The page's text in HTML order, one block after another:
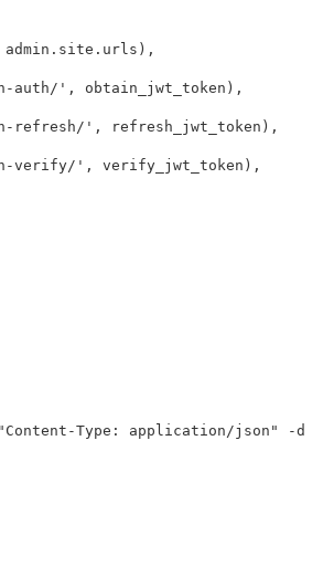
admin . site . urls ),
auth/' , obtain_jwt_token ),
refresh/' , refresh_jwt_token ),
verify/' , verify_jwt_token ),